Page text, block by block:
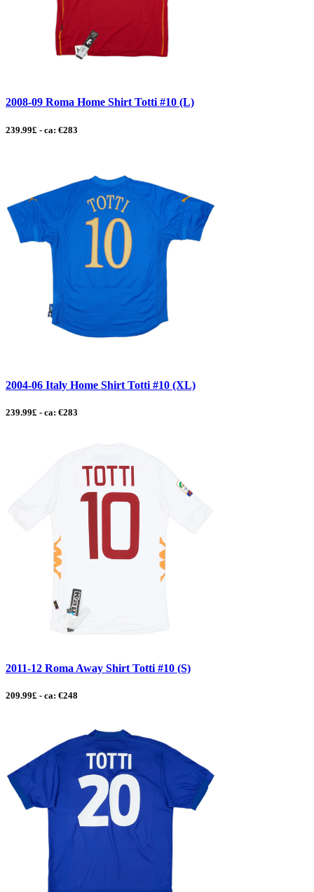
2008-09 Roma Home Shirt Totti #10 (L)
239.99£ - ca: €283
2004-06 Italy Home Shirt Totti #10 (XL)
239.99£ - ca: €283
2011-12 Roma Away Shirt Totti #10 (S)
209.99£ - ca: €248